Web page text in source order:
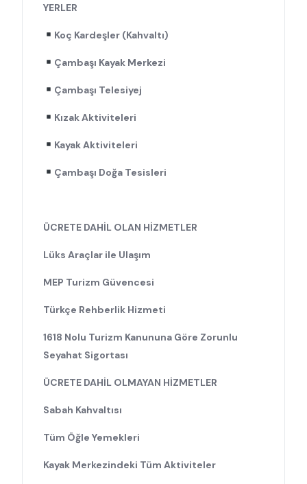
YERLER
Koç Kardeşler (Kahvaltı)
Çambaşı Kayak Merkezi
Çambaşı Telesiyej
Kızak Aktiviteleri
Kayak Aktiviteleri
Çambaşı Doğa Tesisleri
ÜCRETE DAHİL OLAN HİZMETLER
Lüks Araçlar ile Ulaşım
MEP Turizm Güvencesi
Türkçe Rehberlik Hizmeti
1618 Nolu Turizm Kanununa Göre Zorunlu
Seyahat Sigortası
ÜCRETE DAHİL OLMAYAN HİZMETLER
Sabah Kahvaltısı
Tüm Öğle Yemekleri
Kayak Merkezindeki Tüm Aktiviteler